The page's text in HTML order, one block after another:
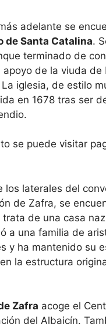
adelante se
de Santa Catalina.
terminado de
apoyo de la viuda de
iglesia, de estilo
en 1678 tras ser
se puede visitar
los laterales del
de Zafra, se
trata de una casa
a una familia de
y ha mantenido su
la estructura
Zafra acoge el
del Albaicín.